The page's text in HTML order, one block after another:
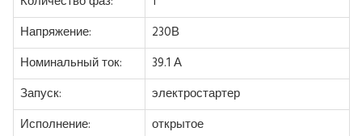
Напряжение:
230В
Номинальный ток:
39.1 А
Запуск:
электростартер
Исполнение:
открытое